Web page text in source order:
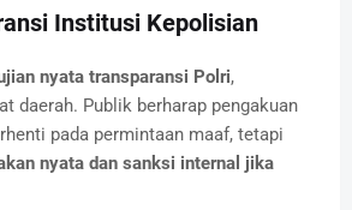
Institusi Kepolisian
nyata transparansi Polri,
daerah. Publik berharap pengakuan
pada permintaan maaf, tetapi
nyata dan sanksi internal jika